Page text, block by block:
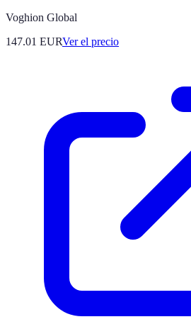
Voghion Global
147.01 EURVer el precio